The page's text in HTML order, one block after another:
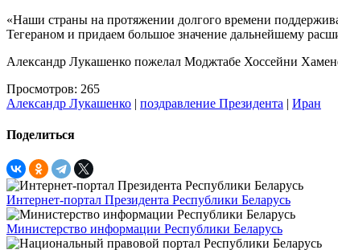
«Наши страны на протяжении долгого времени
Тегераном и придаем большое значение дальнейшему
Александр Лукашенко пожелал Моджтабе Хоссейни
Просмотров: 265
Александр Лукашенко | поздравление Президента | Иран
Поделиться
Интернет-портал Президента Республики Беларусь
Министерство информации Республики Беларусь